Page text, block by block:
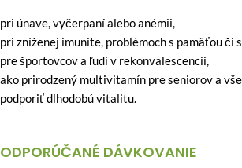
pri únave, vyčerpaní alebo anémii,
pri zníženej imunite, problémoch s pamäťou či
pre športovcov a ľudí v rekonvalescencii,
ako prirodzený multivitamín pre seniorov a
podporiť dlhodobú vitalitu.
ODPORÚČANÉ DÁVKOVANIE